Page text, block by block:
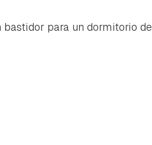
bastidor para un dormitorio de